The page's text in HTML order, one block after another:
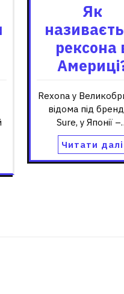
Як
рексона
Rexona у
відома під
Sure, у Японії
Читати далі